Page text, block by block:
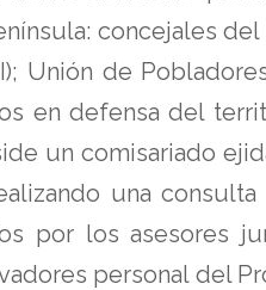
concejales
Unión de
en defensa del
un comisariado
una
por los asesores
personal del